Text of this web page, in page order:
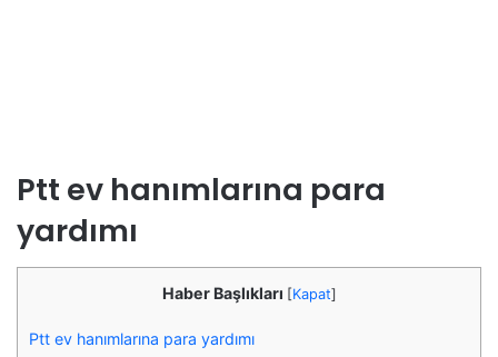
Ptt ev hanımlarına para
yardımı
Haber Başlıkları [Kapat]
Ptt ev hanımlarına para yardımı